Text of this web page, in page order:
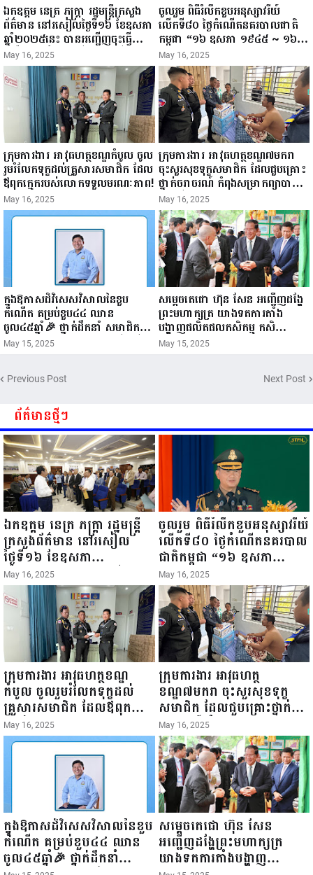
ឯកឧត្តម នេត្រ ភក្ត្រា រដ្ឋមន្ត្រីក្រសួង
ព័ត៌មាន នៅរសៀលថ្ងៃទី១៦ ខែឧសភា
ឆ្នាំ២០២៥នេះ បានអញ្ជើញចុះធ្វើ
ជំរឿនថ្នាក់ដឹកនាំមន្ត្រីរាជការស៉ីវិល នៃ
ក្រសួងព័ត៌មាន...
May 16, 2025
ចូលរួម ពិធីរំលឹកខួបអនុស្សាវរីយ៍
លើកទី៨០ ថ្ងៃកំណើតនគរបាលជាតិ
កម្ពុជា “១៦ ឧសភា ១៩៤៥ ~ ១៦
ឧសភា ២០២៥”...
May 16, 2025
ក្រុមការងារ អាវុធហត្ថខណ្ឌកំបូល ចូល
រួមរំលែកទុក្ខដល់គ្រួសារសមាជិក ដែល
ឪពុកក្មេករបស់លោកទទួលមរណៈភាព!
May 16, 2025
ក្រុមការងារ អាវុធហត្ថខណ្ឌ៧មករា
ចុះសួរសុខទុក្ខសមាជិក ដែលជួបគ្រោះ
ថ្នាក់ចរាចរណ៍ កំពុងសម្រាកព្យាបាល
នៅមន្ទីរពេទ្យ!
May 16, 2025
ក្នុងឱកាសដ៏វិសេសវិសាលនៃខួប
កំណើត គម្រប់ខួប៤៤ ឈាន
ចូល៤៥ឆ្នាំ🎉 ថ្នាក់ដឹកនាំ សមាជិក
សមាជិកា នៃក្រុមគ្រួសារកម្មវិធីអាជីវ
ជូនពរ ជូនចំពោះ ឯកឧត្តម សាយ
សំអាល់ ប្រធានសហភាពសហព័ន្ធ
បាននូវ សុខភាពល្អបរិបូរណ៍
កម្លាំងមាំមួន បញ្ញាញាណវាងវៃ
អាយុយឺនយូរ ...
May 15, 2025
សម្តេចតេជោ ហ៊ុន សែន អញ្ជើញដង្ហែ
ព្រះមហាក្សត្រ យាងទតការតាំង
បង្ហាញផលិតផលកសិកម្ម កសិ
ឧស្សាហកម្ម និងសិប្បកម្ម ក្នុងព្រះរាជ
May 15, 2025
Previous Post Next Post
ព័ត៌មានថ្មីៗ
ឯកឧត្តម នេត្រ ភក្ត្រា រដ្ឋមន្ត្រី
ក្រសួងព័ត៌មាន នៅរសៀល
ថ្ងៃទី១៦ ខែឧសភា
ឆ្នាំ២០២៥នេះ បានអញ្ជើញចុះ
ធ្វើជំរឿនថ្នាក់ដឹកនាំមន្ត្រីរាជ
ការស៉ីវិល នៃក្រសួងព័ត៌មាន...
May 16, 2025
ចូលរួម ពិធីរំលឹកខួបអនុស្សាវរីយ៍
លើកទី៨០ ថ្ងៃកំណើតនគរបាល
ជាតិកម្ពុជា “១៦ ឧសភា
១៩៤៥ ~ ១៦ ឧសភា
២០២៥”...
May 16, 2025
ក្រុមការងារ អាវុធហត្ថខណ្ឌ
កំបូល ចូលរួមរំលែកទុក្ខដល់
គ្រួសារសមាជិក ដែលឪពុកក្មេក
របស់លោកទទួលមរណៈភាព!
May 16, 2025
ក្រុមការងារ អាវុធហត្ថ
ខណ្ឌ៧មករា ចុះសួរសុខទុក្ខ
សមាជិក ដែលជួបគ្រោះថ្នាក់
ចរាចរណ៍ កំពុងសម្រាកព្យាបាល
នៅមន្ទីរពេទ្យ!
May 16, 2025
ក្នុងឱកាសដ៏វិសេសវិសាលនៃខួប
កំណើត គម្រប់ខួប៤៤ ឈាន
ចូល៤៥ឆ្នាំ🎉 ថ្នាក់ដឹកនាំ
សម្តេចតេជោ ហ៊ុន សែន
អញ្ជើញដង្ហែព្រះមហាក្សត្រ
យាងទតការតាំងបង្ហាញ